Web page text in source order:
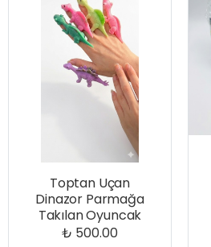
Toptan Uçan
Dinazor Parmağa
Takılan Oyuncak
₺ 500.00